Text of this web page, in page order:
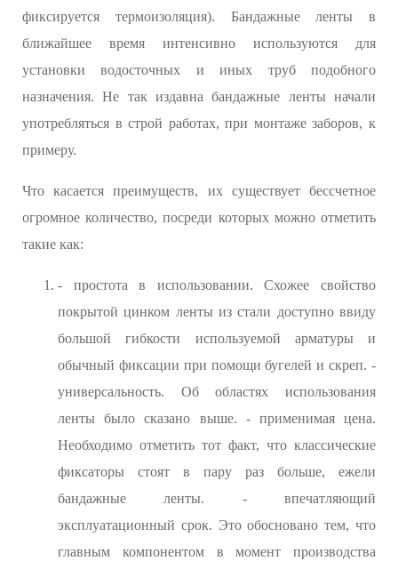
фиксируется термоизоляция). Бандажные ленты в
ближайшее время интенсивно используются для
установки водосточных и иных труб подобного
назначения. Не так издавна бандажные ленты начали
употребляться в строй работах, при монтаже заборов, к
примеру.
Что касается преимуществ, их существует бессчетное
огромное количество, посреди которых можно отметить
такие как:
- простота в использовании. Схожее свойство
покрытой цинком ленты из стали доступно ввиду
большой гибкости используемой арматуры и
обычный фиксации при помощи бугелей и скреп. -
универсальность. Об областях использования
ленты было сказано выше. - применимая цена.
Необходимо отметить тот факт, что классические
фиксаторы стоят в пару раз больше, ежели
бандажные ленты. - впечатляющий
эксплуатационный срок. Это обосновано тем, что
главным компонентом в момент производства